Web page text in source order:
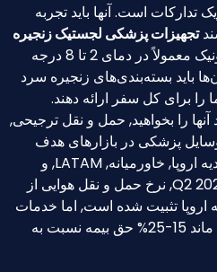
است. آنها باید تجربه
تجهیزات پزشکی لجستیک زنجیره
. پرکننده های اسید هیالورونیک معمولاً در دمای 2 تا 8 درجه
بسته‌بندی‌های زنجیره سرد
برای کل سفر ارائه دهند.
را بخواهید, حمل و نقل ترجیحی,
پزشکی در بازارهای هدف
شما (ایالات متحده آمریکا, اتحادیه اروپا, خاورمیانه, LATAM, و
از Q2 2024, نرخ حمل و نقل هوایی از
تثبیت شده است, اما خدمات
تخصصی زنجیره سرد باقی می ماند 15-25% حق بیمه نسبت به